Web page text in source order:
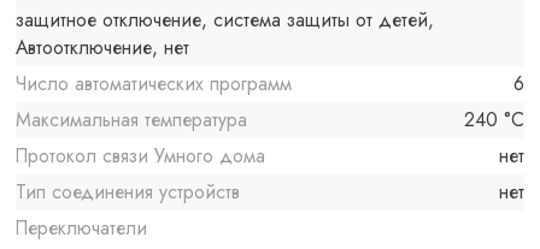
защитное отключение, система защиты от детей,
Автоотключение, нет
Число автоматических программ
6
Максимальная температура
240 °C
Протокол связи Умного дома
нет
Тип соединения устройств
нет
Переключатели